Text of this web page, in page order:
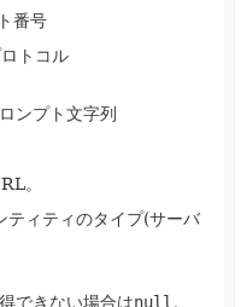
番号
トコル
ンプト文字列
。
ティティのタイプ(サーバ
できない場合はnull 。